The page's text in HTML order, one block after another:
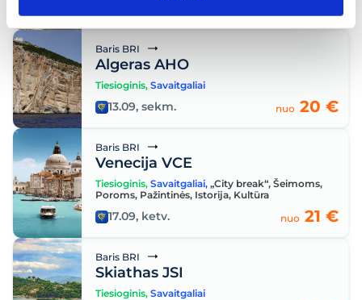
Baris BRI
Algeras AHO
Tiesioginis, Savaitgaliai
13.09, sekm. nuo 20 €
Baris BRI
Venecija VCE
Tiesioginis, Savaitgaliai, „City break“, Šeimoms,
Poroms, Pažintinės, Istorija, Kultūra
17.09, ketv. nuo 21 €
Baris BRI
Skiathas JSI
Tiesioginis, Savaitgaliai